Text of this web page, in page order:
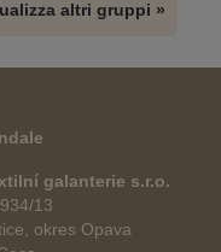
altri gruppi »
galanterie s.r.o.
13
okres Opava